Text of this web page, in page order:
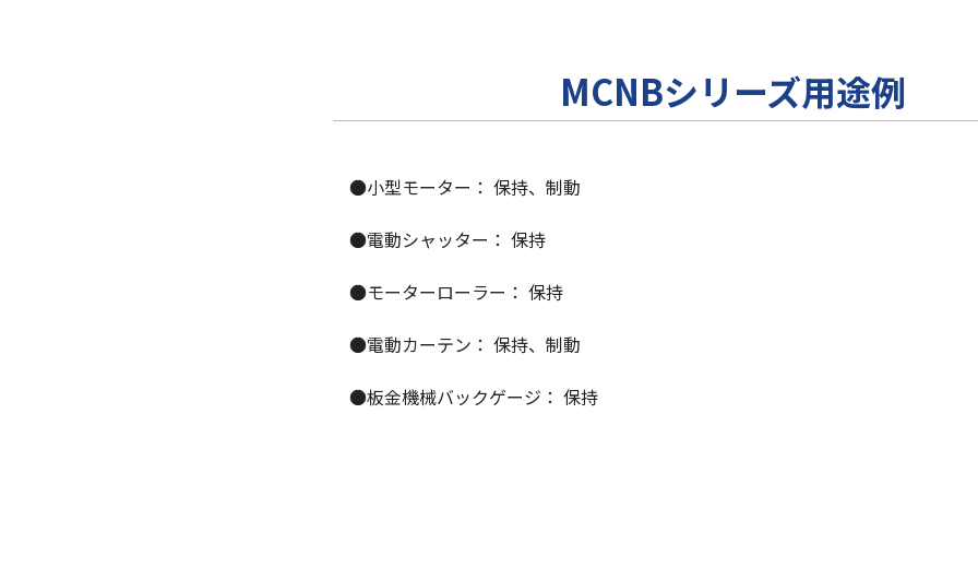
MCNBシリーズ用途例
●小型モーター： 保持、制動
●電動シャッター： 保持
●モーターローラー： 保持
●電動カーテン： 保持、制動
●板金機械バックゲージ： 保持